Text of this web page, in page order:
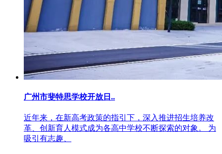
广州市斐特思学校开放日..
近年来，在新高考政策的指引下，深入推进招生培养改
革、创新育人模式成为各高中学校不断探索的对象。 为
吸引有志趣、